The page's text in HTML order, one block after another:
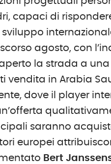
capaci di
agosto, con
la strada a
vendita in Arabia
dove il player
saranno
europei
Bert